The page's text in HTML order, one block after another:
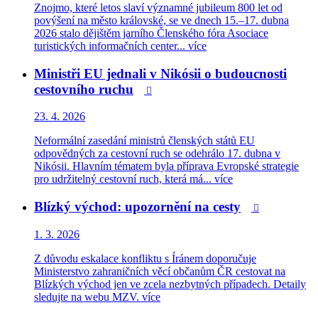
Znojmo, které letos slaví významné jubileum 800 let od
povýšení na město královské, se ve dnech 15.–17. dubna
2026 stalo dějištěm jarního Členského fóra Asociace
turistických informačních center... více
Ministři EU jednali v Nikósii o budoucnosti
cestovního ruchu

23. 4. 2026
Neformální zasedání ministrů členských států EU
odpovědných za cestovní ruch se odehrálo 17. dubna v
Nikósii. Hlavním tématem byla příprava Evropské strategie
pro udržitelný cestovní ruch, která má... více
Blízký východ: upozornění na cesty 
1. 3. 2026
Z důvodu eskalace konfliktu s Íránem doporučuje
Ministerstvo zahraničních věcí občanům ČR cestovat na
Blízkých východ jen ve zcela nezbytných případech. Detaily
sledujte na webu MZV. více